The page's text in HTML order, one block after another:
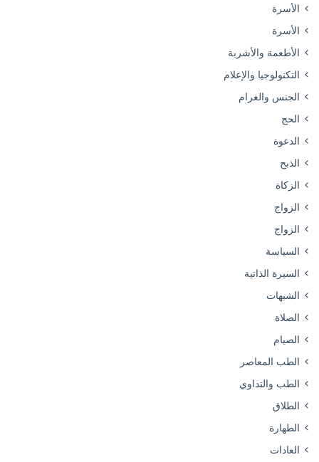
الأسرة
الأسرة
الأطعمة والأشربة
التكنولوجيا والإعلام
الجنس والغرام
الحج
الدعوة
الذبح
الزكاة
الزواج
الزواج
السياسة
السيرة الذاتية
الشبهات
الصلاة
الصيام
الطب المعاصر
الطب والتداوي
الطلاق
الطهارة
العادات